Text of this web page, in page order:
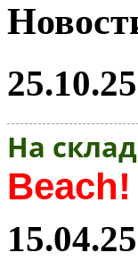
25.10.25
На
Beach!
15.04.25